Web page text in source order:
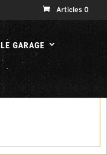
Articles 0
LE GARAGE